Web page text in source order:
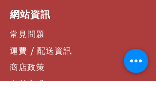
​網站資訊
常見問題
運費 / 配送資訊
商店政策
支付方式